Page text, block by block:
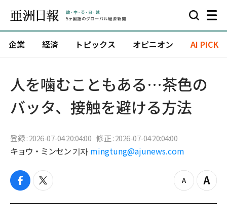
企業 経済 トピックス オピニオン AI PICK
人を噛むこともある…茶色の
バッタ、接触を避ける方法
登録 : 2026-07-04 20:04:00 修正 : 2026-07-04 20:04:00
キョウ・ミンセン 기자 mingtung@ajunews.com
f
c
t
i
z
o
Z
o